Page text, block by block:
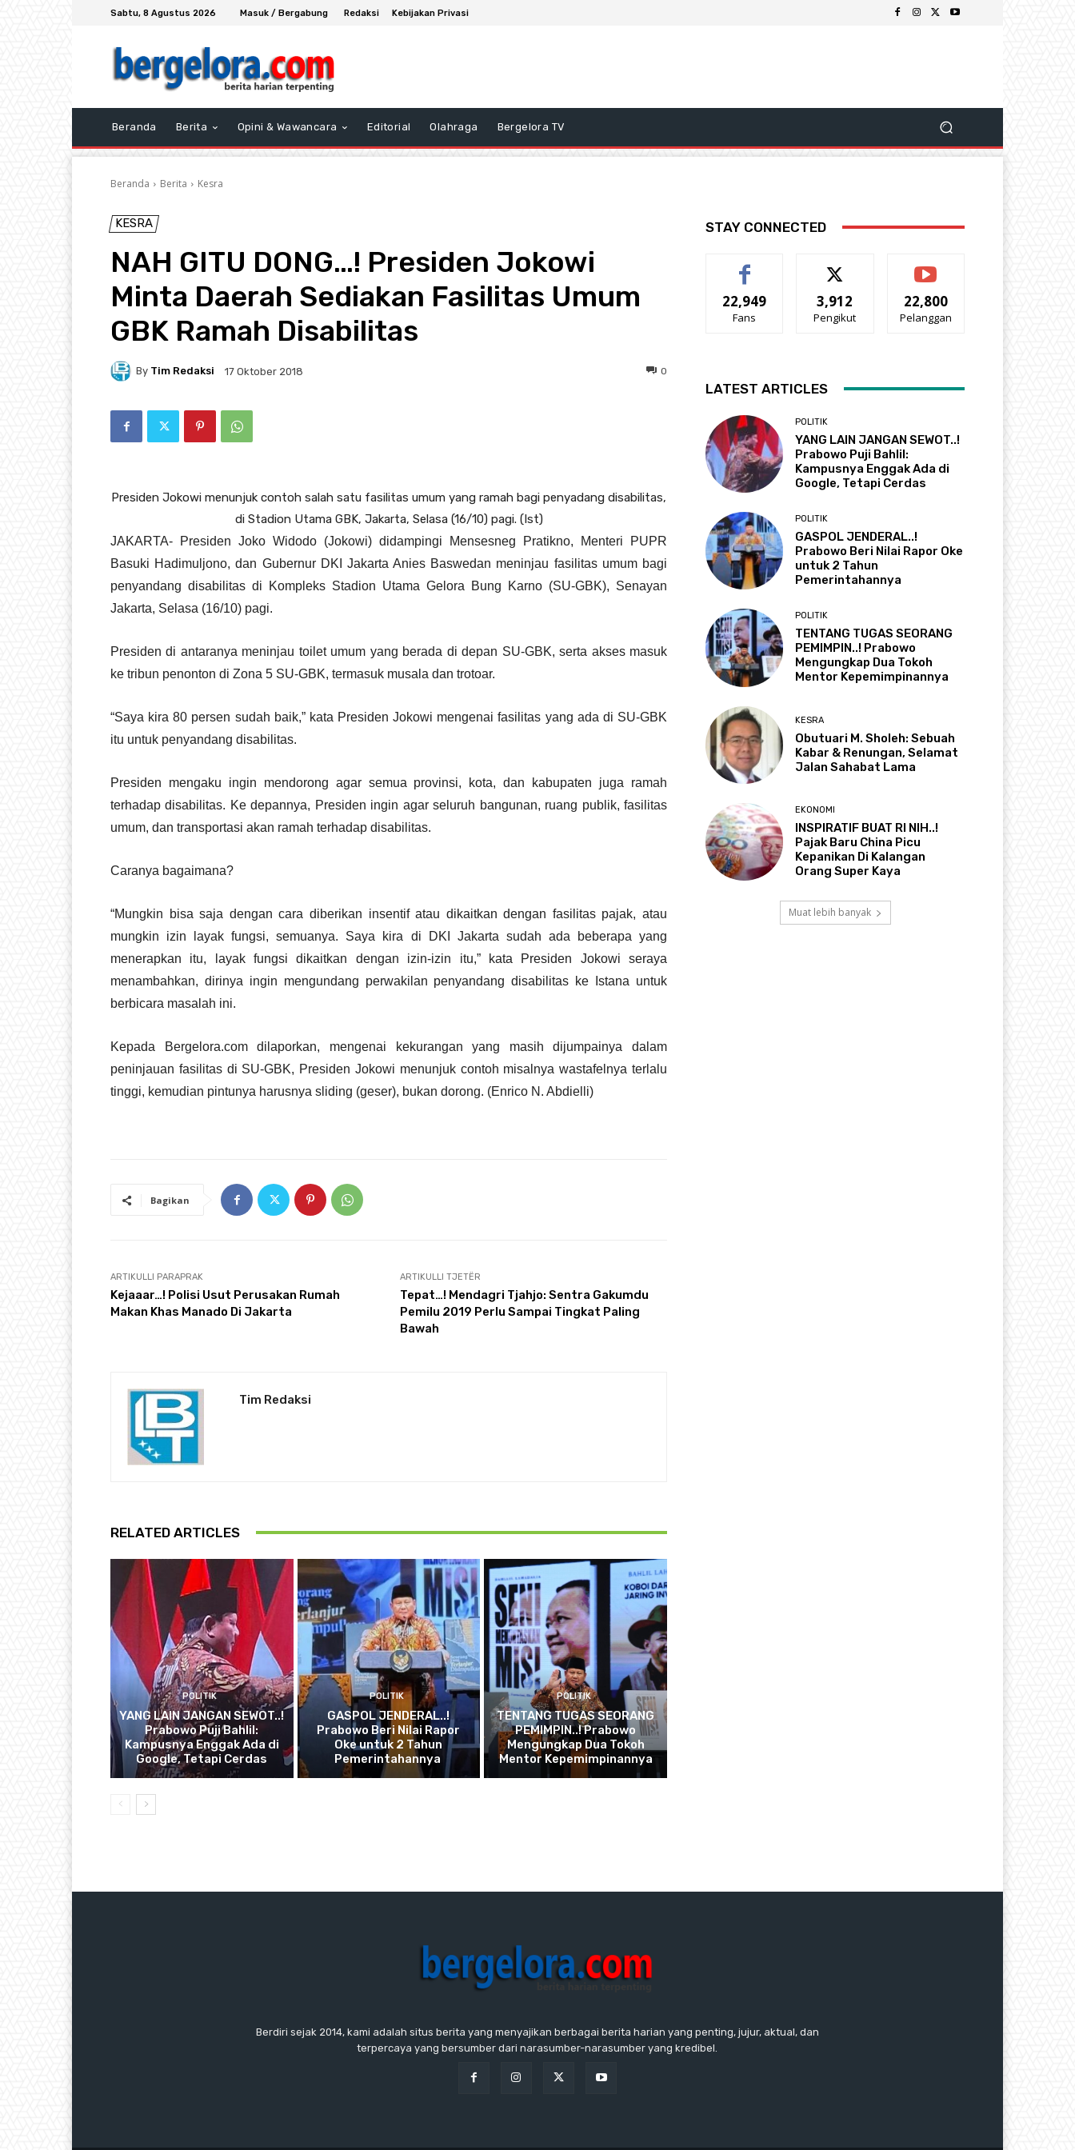
Sabtu, 8 Agustus 2026 Masuk / Bergabung Redaksi Kebijakan Privasi
Beranda Berita Opini & Wawancara Editorial Olahraga Bergelora TV
Beranda Berita Kesra
KESRA
NAH GITU DONG…! Presiden Jokowi
Minta Daerah Sediakan Fasilitas Umum
GBK Ramah Disabilitas
By Tim Redaksi 17 Oktober 2018 0
Presiden Jokowi menunjuk contoh salah satu fasilitas umum yang ramah bagi penyadang disabilitas,
di Stadion Utama GBK, Jakarta, Selasa (16/10) pagi. (Ist)
JAKARTA- Presiden Joko Widodo (Jokowi) didampingi Mensesneg Pratikno, Menteri PUPR
Basuki Hadimuljono, dan Gubernur DKI Jakarta Anies Baswedan meninjau fasilitas umum bagi
penyandang disabilitas di Kompleks Stadion Utama Gelora Bung Karno (SU-GBK), Senayan
Jakarta, Selasa (16/10) pagi.
Presiden di antaranya meninjau toilet umum yang berada di depan SU-GBK, serta akses masuk
ke tribun penonton di Zona 5 SU-GBK, termasuk musala dan trotoar.
“Saya kira 80 persen sudah baik,” kata Presiden Jokowi mengenai fasilitas yang ada di SU-GBK
itu untuk penyandang disabilitas.
Presiden mengaku ingin mendorong agar semua provinsi, kota, dan kabupaten juga ramah
terhadap disabilitas. Ke depannya, Presiden ingin agar seluruh bangunan, ruang publik, fasilitas
umum, dan transportasi akan ramah terhadap disabilitas.
Caranya bagaimana?
“Mungkin bisa saja dengan cara diberikan insentif atau dikaitkan dengan fasilitas pajak, atau
mungkin izin layak fungsi, semuanya. Saya kira di DKI Jakarta sudah ada beberapa yang
menerapkan itu, layak fungsi dikaitkan dengan izin-izin itu,” kata Presiden Jokowi seraya
menambahkan, dirinya ingin mengundang perwakilan penyandang disabilitas ke Istana untuk
berbicara masalah ini.
Kepada Bergelora.com dilaporkan, mengenai kekurangan yang masih dijumpainya dalam
peninjauan fasilitas di SU-GBK, Presiden Jokowi menunjuk contoh misalnya wastafelnya terlalu
tinggi, kemudian pintunya harusnya sliding (geser), bukan dorong. (Enrico N. Abdielli)
Bagikan
ARTIKULLI PARAPRAK
Kejaaar…! Polisi Usut Perusakan Rumah
Makan Khas Manado Di Jakarta
ARTIKULLI TJETËR
Tepat…! Mendagri Tjahjo: Sentra Gakumdu
Pemilu 2019 Perlu Sampai Tingkat Paling
Bawah
Tim Redaksi
RELATED ARTICLES
POLITIK
YANG LAIN JANGAN SEWOT..!
Prabowo Puji Bahlil:
Kampusnya Enggak Ada di
Google, Tetapi Cerdas
POLITIK
GASPOL JENDERAL..!
Prabowo Beri Nilai Rapor
Oke untuk 2 Tahun
Pemerintahannya
POLITIK
TENTANG TUGAS SEORANG
PEMIMPIN..! Prabowo
Mengungkap Dua Tokoh
Mentor Kepemimpinannya
STAY CONNECTED
22,949
Fans
3,912
Pengikut
22,800
Pelanggan
LATEST ARTICLES
POLITIK
YANG LAIN JANGAN SEWOT..!
Prabowo Puji Bahlil:
Kampusnya Enggak Ada di
Google, Tetapi Cerdas
POLITIK
GASPOL JENDERAL..!
Prabowo Beri Nilai Rapor Oke
untuk 2 Tahun
Pemerintahannya
POLITIK
TENTANG TUGAS SEORANG
PEMIMPIN..! Prabowo
Mengungkap Dua Tokoh
Mentor Kepemimpinannya
KESRA
Obutuari M. Sholeh: Sebuah
Kabar & Renungan, Selamat
Jalan Sahabat Lama
EKONOMI
INSPIRATIF BUAT RI NIH..!
Pajak Baru China Picu
Kepanikan Di Kalangan
Orang Super Kaya
Muat lebih banyak
Berdiri sejak 2014, kami adalah situs berita yang menyajikan berbagai berita harian yang penting, jujur, aktual, dan
terpercaya yang bersumber dari narasumber-narasumber yang kredibel.